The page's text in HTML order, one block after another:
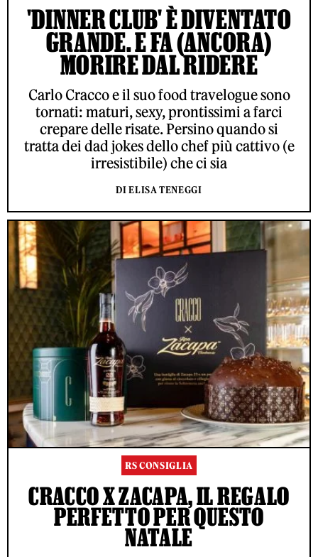
'DINNER CLUB' È DIVENTATO
GRANDE. E FA (ANCORA)
MORIRE DAL RIDERE
Carlo Cracco e il suo food travelogue sono
tornati: maturi, sexy, prontissimi a farci
crepare delle risate. Persino quando si
tratta dei dad jokes dello chef più cattivo (e
irresistibile) che ci sia
DI ELISA TENEGGI
RS CONSIGLIA
CRACCO X ZACAPA, IL REGALO
PERFETTO PER QUESTO
NATALE